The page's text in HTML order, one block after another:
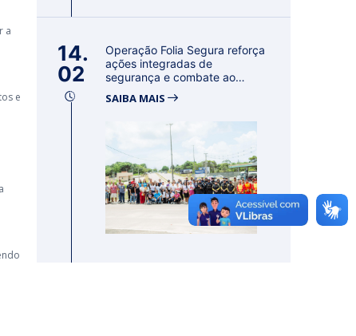
a
e
14.
02
Operação Folia Segura reforça
ações integradas de
segurança e combate ao
SAIBA MAIS